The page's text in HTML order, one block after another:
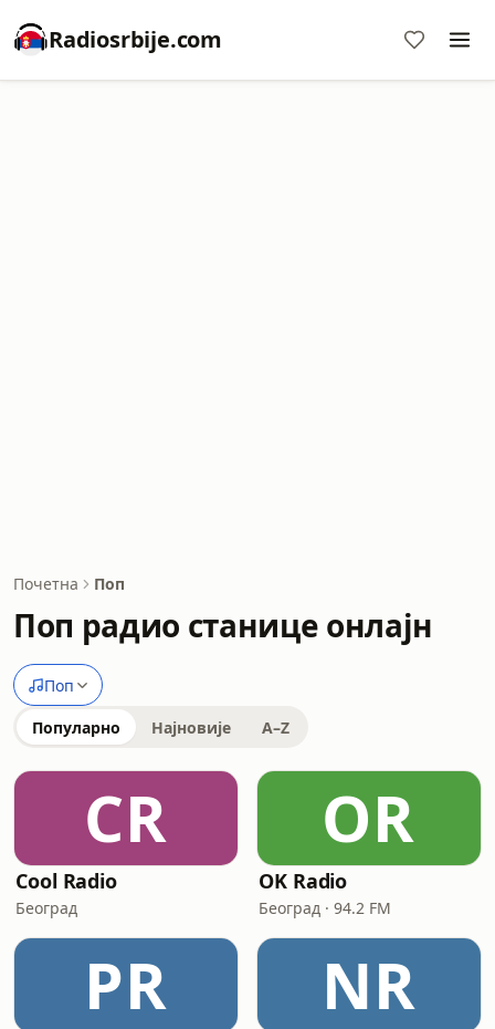
Radiosrbije.com
Почетна Поп
Поп радио станице онлајн
Поп
Популарно Најновије A–Z
CR
Cool Radio
Београд
OR
OK Radio
Београд · 94.2 FM
PR NR